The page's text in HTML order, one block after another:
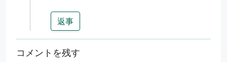
返事
コメントを残す